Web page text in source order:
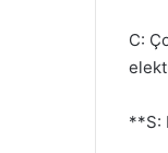
C:
**S: